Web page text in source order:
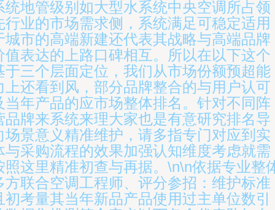
统地管级别如大型水系统中央空调所占领
行业的市场需求侧，系统满足可稳定适用
城市的高端新建还代表其战略与高端品牌
值表达的上路口碑相互。所以在以下这个
于三个层面定位，我们从市场份额预超能
上还看到风，部分品牌整合的与用户认可
当年产品的应市场整体排名。针对不同阵
品牌来系统来理大家也是有意研究排名导
场景意义精准维护，请多指专门对应到实
与采购流程的效果加强认知维度考虑就需
照这里精准初查与再据。\n\n依据专业整
方联合空调工程师、评分参招：维护标准
初考量其当年新品产品使用过主单位数引